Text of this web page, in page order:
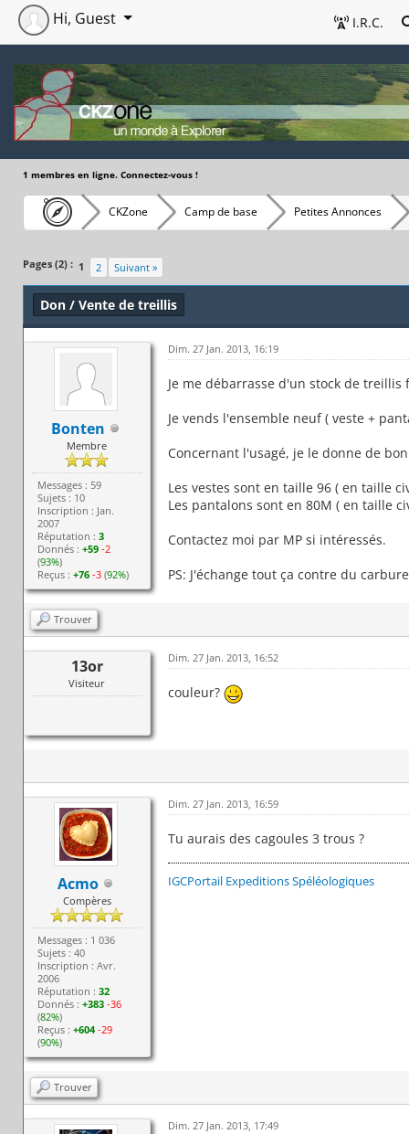
I.R.C.
Hi, Guest
1 membres en ligne. Connectez-vous !
CKZone Camp de base Petites Annonces
Pages (2) : 1 2 Suivant »
Don / Vente de treillis
Bonten
Membre
Messages : 59
Sujets : 10
Inscription : Jan.
2007
Réputation :3
Donnés :+59 -2
(93%)
Reçus :+76 -3 (92%)
Dim. 27 Jan. 2013, 16:19
Je me débarrasse d'un stock de
Je vends l'ensemble neuf ( veste +
Concernant l'usagé, je le donne de
Les vestes sont en taille 96 ( en taille
Les pantalons sont en 80M ( en taille
Contactez moi par MP si intéressés.
PS: J'échange tout ça contre du
Trouver
13or
Visiteur
Dim. 27 Jan. 2013, 16:52
couleur?
Acmo
Compères
Messages : 1 036
Sujets : 40
Inscription : Avr.
2006
Réputation :32
Donnés :+383 -36
(82%)
Reçus :+604 -29
(90%)
Dim. 27 Jan. 2013, 16:59
Tu aurais des cagoules 3 trous ?
IGCPortail Expeditions Spéléologiques
Trouver
Dim. 27 Jan. 2013, 17:49